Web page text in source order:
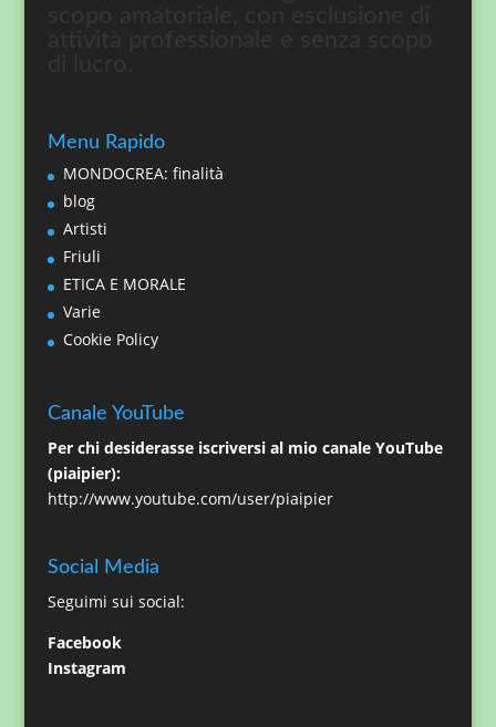
Menu Rapido
MONDOCREA: finalità
blog
Artisti
Friuli
ETICA E MORALE
Varie
Cookie Policy
Canale YouTube
Per chi desiderasse iscriversi al mio canale YouTube
(piaipier):
http://www.youtube.com/user/piaipier
Social Media
Seguimi sui social:
Facebook
Instagram